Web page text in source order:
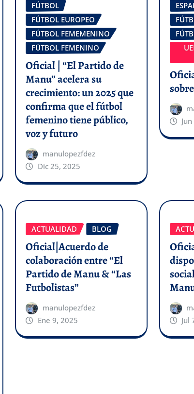
FÚTBOL
FÚTBOL EUROPEO
FÚTBOL FEMEMENINO
FÚTBOL FEMENINO
Oficial | “El Partido de
Manu” acelera su
crecimiento: un 2025 que
confirma que el fútbol
femenino tiene público,
voz y futuro
manulopezfdez
Dic 25, 2025
ACTUALIDAD BLOG
Oficial|Acuerdo de
colaboración entre “El
Partido de Manu & “Las
Futbolistas”
manulopezfdez
Ene 9, 2025
Jul